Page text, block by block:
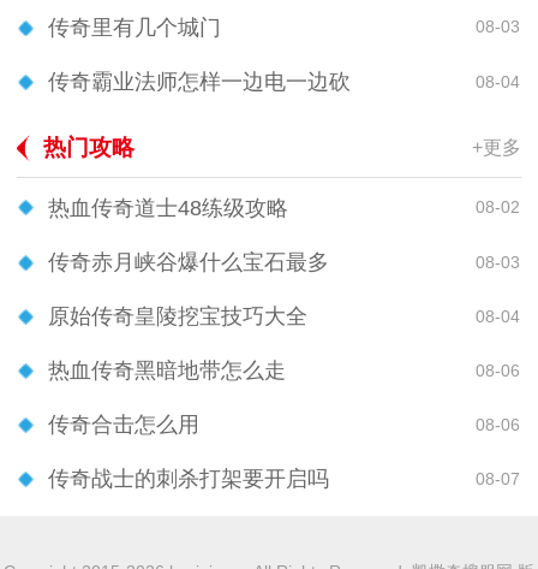
传奇里有几个城门 08-03
传奇霸业法师怎样一边电一边砍 08-04
热门攻略 +更多
热血传奇道士48练级攻略 08-02
传奇赤月峡谷爆什么宝石最多 08-03
原始传奇皇陵挖宝技巧大全 08-04
热血传奇黑暗地带怎么走 08-06
传奇合击怎么用 08-06
传奇战士的刺杀打架要开启吗 08-07